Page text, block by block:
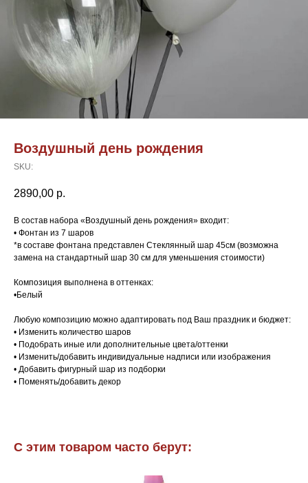
Воздушный день рождения
SKU:
2890,00 р.
В состав набора «Воздушный день рождения» входит:
• Фонтан из 7 шаров
*в составе фонтана представлен Стеклянный шар 45см (возможна
замена на стандартный шар 30 см для уменьшения стоимости)
Композиция выполнена в оттенках:
•Белый
Любую композицию можно адаптировать под Ваш праздник и бюджет:
• Изменить количество шаров
• Подобрать иные или дополнительные цвета/оттенки
• Изменить/добавить индивидуальные надписи или изображения
• Добавить фигурный шар из подборки
• Поменять/добавить декор
С этим товаром часто берут: